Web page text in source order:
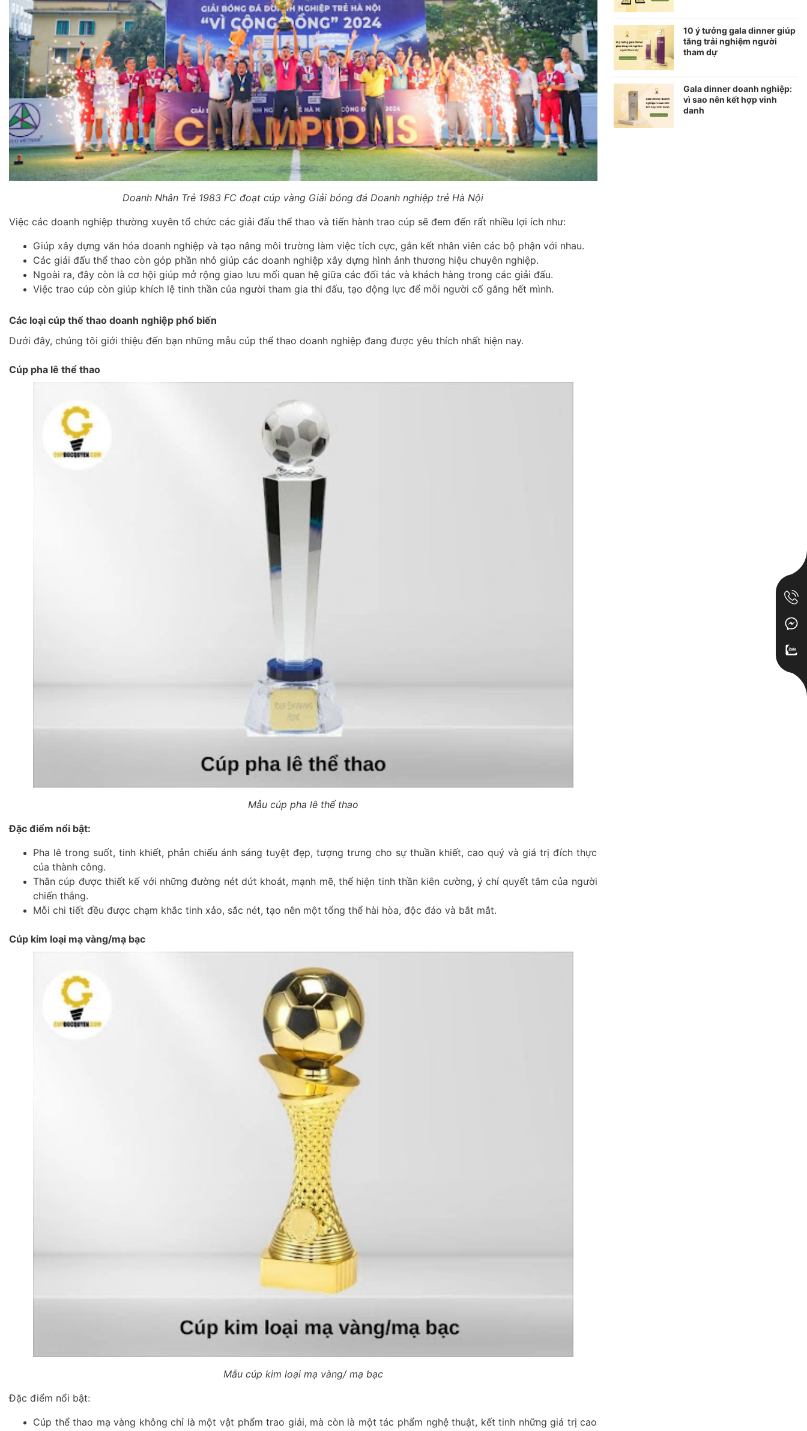
Doanh Nhân Trẻ 1983 FC đoạt cúp vàng Giải bóng đá Doanh nghiệp trẻ Hà Nội
Việc các doanh nghiệp thường xuyên tổ chức các giải đấu thể thao và tiến hành trao cúp sẽ đem đến rất nhiều lợi ích như:
Giúp xây dựng văn hóa doanh nghiệp và tạo nâng môi trường làm việc tích cực, gắn kết nhân viên các bộ phận với nhau.
Các giải đấu thể thao còn góp phần nhỏ giúp các doanh nghiệp xây dựng hình ảnh thương hiệu chuyên nghiệp.
Ngoài ra, đây còn là cơ hội giúp mở rộng giao lưu mối quan hệ giữa các đối tác và khách hàng trong các giải đấu.
Việc trao cúp còn giúp khích lệ tinh thần của người tham gia thi đấu, tạo động lực để mỗi người cố gắng hết mình.
Các loại cúp thể thao doanh nghiệp phổ biến
Dưới đây, chúng tôi giới thiệu đến bạn những mẫu cúp thể thao doanh nghiệp đang được yêu thích nhất hiện nay.
Cúp pha lê thể thao
Mẫu cúp pha lê thể thao
Đặc điểm nổi bật:
Pha lê trong suốt, tinh khiết, phản chiếu ánh sáng tuyệt đẹp, tượng trưng cho sự thuần khiết, cao quý và giá trị đích thực
của thành công.
Thân cúp được thiết kế với những đường nét dứt khoát, mạnh mẽ, thể hiện tinh thần kiên cường, ý chí quyết tâm của người
chiến thắng.
Mỗi chi tiết đều được chạm khắc tinh xảo, sắc nét, tạo nên một tổng thể hài hòa, độc đáo và bắt mắt.
Cúp kim loại mạ vàng/mạ bạc
Mẫu cúp kim loại mạ vàng/ mạ bạc
Đặc điểm nổi bật:
Cúp thể thao mạ vàng không chỉ là một vật phẩm trao giải, mà còn là một tác phẩm nghệ thuật, kết tinh những giá trị cao
10 ý tưởng gala dinner giúp
tăng trải nghiệm người
tham dự
Gala dinner doanh nghiệp:
vì sao nên kết hợp vinh
danh